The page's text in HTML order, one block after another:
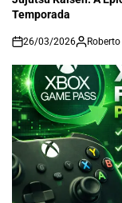
Temporada
on
26/03/2026